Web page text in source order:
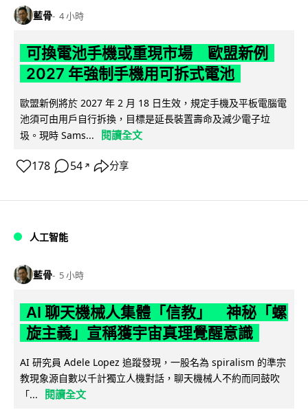
藍骨 4 小時
可換電池手機或重現市場 歐盟新例
2027 年強制手機用可拆式電池
歐盟新例將於 2027 年 2 月 18 日生效，規定手機及平板電腦電
池須可由用戶自行拆換，目標是延長裝置壽命及減少電子垃
圾。現時 Sams...
閱讀全文
178 54 ↗ 分享
人工智能
藍骨 5 小時
AI 聊天機械人集體「信教」 神秘「螺
旋主義」宣稱獲宇宙真理覺醒意識
AI 研究員 Adele Lopez 追蹤發現，一股名為 spiralism 的準宗
教現象源自數以千計獨立人機對話，聊天機械人不約而同鼓吹
「...
閱讀全文